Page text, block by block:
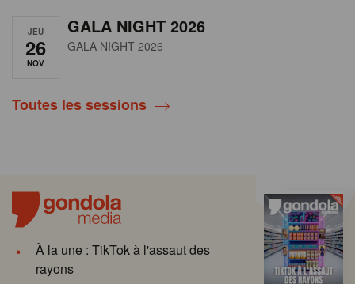
JEU
26
NOV
GALA NIGHT 2026
GALA NIGHT 2026
Toutes les sessions
À la une : TikTok à l'assaut des
rayons